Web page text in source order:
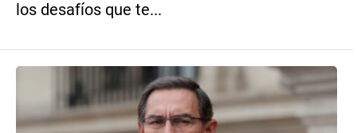
los desafíos que te...